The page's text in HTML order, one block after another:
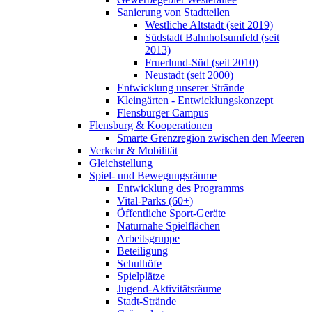
Sanierung von Stadtteilen
Westliche Altstadt (seit 2019)
Südstadt Bahnhofsumfeld (seit
2013)
Fruerlund-Süd (seit 2010)
Neustadt (seit 2000)
Entwicklung unserer Strände
Kleingärten - Entwicklungskonzept
Flensburger Campus
Flensburg & Kooperationen
Smarte Grenzregion zwischen den Meeren
Verkehr & Mobilität
Gleichstellung
Spiel- und Bewegungsräume
Entwicklung des Programms
Vital-Parks (60+)
Öffentliche Sport-Geräte
Naturnahe Spielflächen
Arbeitsgruppe
Beteiligung
Schulhöfe
Spielplätze
Jugend-Aktivitätsräume
Stadt-Strände